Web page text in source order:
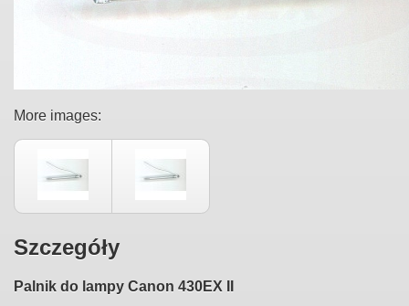
More images:
Szczegóły
Palnik do lampy Canon 430EX II